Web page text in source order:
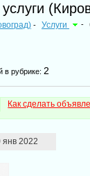
- Услуги -
в рубрике: 2
Как сделать
янв 2022